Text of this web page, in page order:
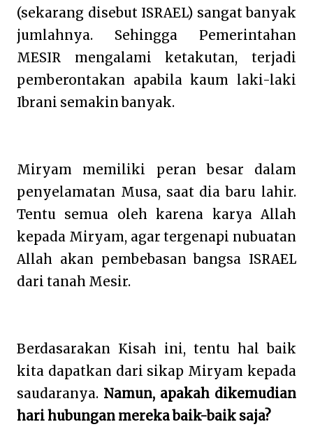
(sekarang disebut ISRAEL) sangat banyak
jumlahnya. Sehingga Pemerintahan
MESIR mengalami ketakutan, terjadi
pemberontakan apabila kaum laki-laki
Ibrani semakin banyak.
Miryam memiliki peran besar dalam
penyelamatan Musa, saat dia baru lahir.
Tentu semua oleh karena karya Allah
kepada Miryam, agar tergenapi nubuatan
Allah akan pembebasan bangsa ISRAEL
dari tanah Mesir.
Berdasarakan Kisah ini, tentu hal baik
kita dapatkan dari sikap Miryam kepada
saudaranya. Namun, apakah dikemudian
hari hubungan mereka baik-baik saja?